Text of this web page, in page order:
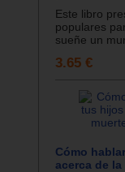
Este libro
populares
sueñe un
3.65 €
Cómo
acerca de